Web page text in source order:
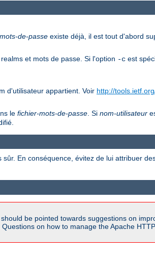
de-passe existe déjà, il est tout d'abord
et mots de passe. Si l'option -c est
d'utilisateur appartient. Voir http://
le fichier-mots-de-passe . Si nom-utilisateur
En conséquence, évitez de lui attribuer
be pointed towards suggestions on
on how to manage the Apache